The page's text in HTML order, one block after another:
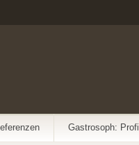
Gastrosoph: Profil